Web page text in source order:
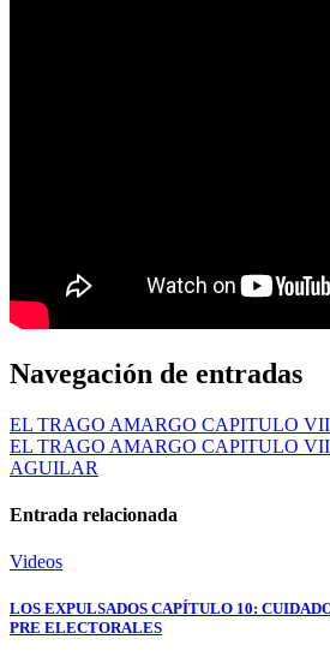
Navegación de entradas
EL TRAGO AMARGO CAPITULO
EL TRAGO AMARGO CAPITULO
AGUILAR
Entrada relacionada
Videos
LOS EXPULSADOS CAPÍTULO 10:
PRE ELECTORALES